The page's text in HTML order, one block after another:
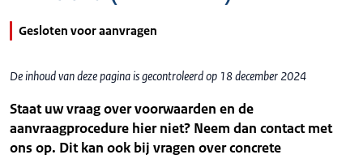
Gesloten voor aanvragen
De inhoud van deze pagina is gecontroleerd op 18 december 2024
Staat uw vraag over voorwaarden en de
aanvraagprocedure hier niet? Neem dan contact met
ons op. Dit kan ook bij vragen over concrete